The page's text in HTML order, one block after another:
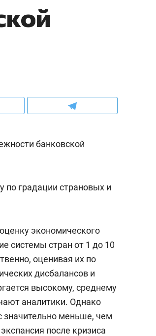
банковской
по градации страновых и
экономического
системы стран от 1 до 10
оценивая их по
дисбалансов и
высокому, среднему
аналитики. Однако
значительно меньше, чем
после кризиса
цен, дотошных
запросах мастеров
и Face
будет
Опыт выживания в дикой
состоянием как основа